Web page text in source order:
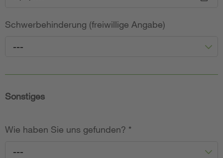
Schwerbehinderung (freiwillige Angabe)
---
Sonstiges
Wie haben Sie uns gefunden? *
---